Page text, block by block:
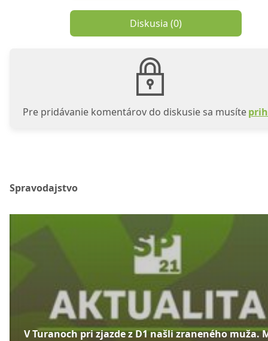
Diskusia (0)
Pre pridávanie komentárov do diskusie sa musíte
Spravodajstvo
V Turanoch pri zjazde z D1 našli zraneného muža.